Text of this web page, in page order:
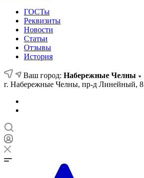
ГОСТы
Реквизиты
Новости
Статьи
Отзывы
История
Ваш город: Набережные Челны
г. Набережные Челны, пр-д Линейный, 8